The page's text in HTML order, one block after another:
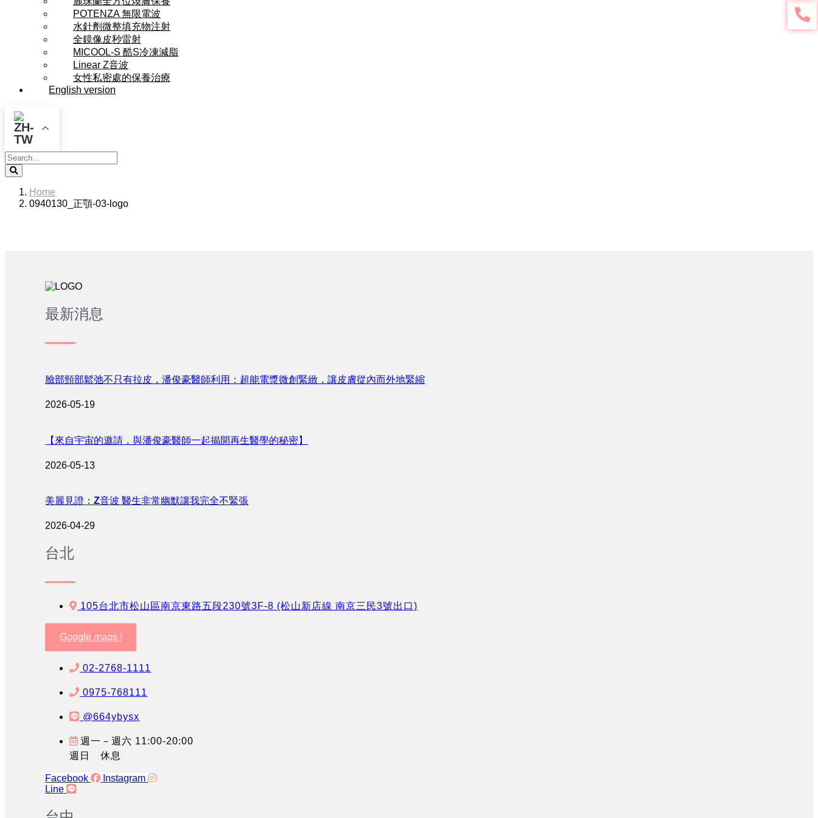
POTENZA 無限電波
水針劑微整填充物注射
全鏡像皮秒雷射
MICOOL-S 酷S冷凍減脂
Linear Z音波
女性私密處的保養治療
English version
Search
Home
0940130_正顎-03-logo
最新消息
臉部頸部鬆弛不只有拉皮，潘俊豪醫師利用：超能電漿微創緊緻，讓皮膚從內而外地緊縮
2026-05-19
【來自宇宙的邀請，與潘俊豪醫師一起揭開再生醫學的秘密】
2026-05-13
美麗見證：Z音波 醫生非常幽默讓我完全不緊張
2026-04-29
台北
105台北市松山區南京東路五段230號3F-8 (松山新店線 南京三民3號出口)
Google maps !
02-2768-1111
0975-768111
@664ybysx
週一－週六 11:00-20:00
週日 休息
Facebook
Instagram
Line